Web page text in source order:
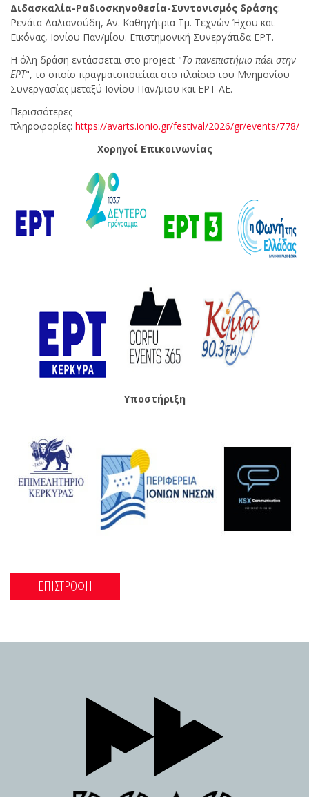
Διδασκαλία-Ραδιοσκηνοθεσία-Συντονισμός δράσης:
Ρενάτα Δαλιανούδη, Αν. Καθηγήτρια Τμ. Τεχνών Ήχου και
Εικόνας, Ιονίου Παν/μίου. Επιστημονική Συνεργάτιδα ΕΡΤ.
Η όλη δράση εντάσσεται στο project "Το πανεπιστήμιο πάει στην
ΕΡΤ", το οποίο πραγματοποιείται στο πλαίσιο του Μνημονίου
Συνεργασίας μεταξύ Ιονίου Παν/μιου και ΕΡΤ ΑΕ.
Περισσότερες
πληροφορίες: https://avarts.ionio.gr/festival/2026/gr/events/778/
Χορηγοί Επικοινωνίας
Υποστήριξη
ΕΠΙΣΤΡΟΦΗ